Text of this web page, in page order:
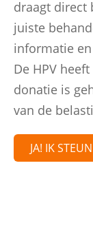
draagt direct
juiste
informatie
De HPV
donatie is
van de
JA! IK